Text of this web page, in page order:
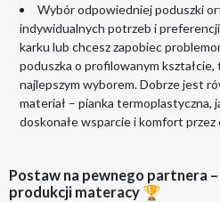
Wybór odpowiedniej poduszki
indywidualnych potrzeb i
karku lub chcesz zapobiec
poduszka o profilowanym kształcie,
najlepszym wyborem. Dobrze jest
materiał – pianka termoplastyczna,
doskonałe wsparcie i komfort przez
Postaw na pewnego partnera
produkcji materacy 🏆